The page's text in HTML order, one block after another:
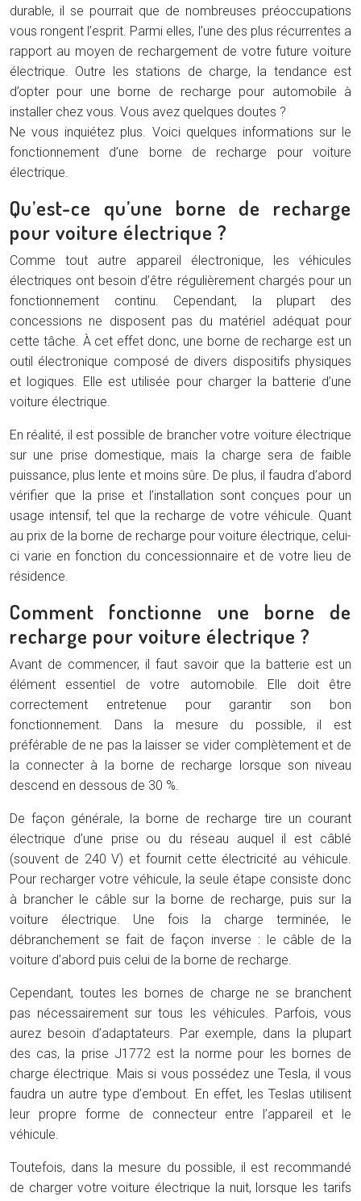
durable, il se pourrait que de nombreuses préoccupations
vous rongent l’esprit. Parmi elles, l’une des plus récurrentes a
rapport au moyen de rechargement de votre future voiture
électrique. Outre les stations de charge, la tendance est
d’opter pour une borne de recharge pour automobile à
installer chez vous. Vous avez quelques doutes ?
Ne vous inquiétez plus. Voici quelques informations sur le
fonctionnement d’une borne de recharge pour voiture
électrique.
Qu’est-ce qu’une borne de recharge
pour voiture électrique ?
Comme tout autre appareil électronique, les véhicules
électriques ont besoin d’être régulièrement chargés pour un
fonctionnement continu. Cependant, la plupart des
concessions ne disposent pas du matériel adéquat pour
cette tâche. À cet effet donc, une borne de recharge est un
outil électronique composé de divers dispositifs physiques
et logiques. Elle est utilisée pour charger la batterie d’une
voiture électrique.
En réalité, il est possible de brancher votre voiture électrique
sur une prise domestique, mais la charge sera de faible
puissance, plus lente et moins sûre. De plus, il faudra d’abord
vérifier que la prise et l’installation sont conçues pour un
usage intensif, tel que la recharge de votre véhicule. Quant
au prix de la borne de recharge pour voiture électrique, celui-
ci varie en fonction du concessionnaire et de votre lieu de
résidence.
Comment fonctionne une borne de
recharge pour voiture électrique ?
Avant de commencer, il faut savoir que la batterie est un
élément essentiel de votre automobile. Elle doit être
correctement entretenue pour garantir son bon
fonctionnement. Dans la mesure du possible, il est
préférable de ne pas la laisser se vider complètement et de
la connecter à la borne de recharge lorsque son niveau
descend en dessous de 30 %.
De façon générale, la borne de recharge tire un courant
électrique d’une prise ou du réseau auquel il est câblé
(souvent de 240 V) et fournit cette électricité au véhicule.
Pour recharger votre véhicule, la seule étape consiste donc
à brancher le câble sur la borne de recharge, puis sur la
voiture électrique. Une fois la charge terminée, le
débranchement se fait de façon inverse : le câble de la
voiture d’abord puis celui de la borne de recharge.
Cependant, toutes les bornes de charge ne se branchent
pas nécessairement sur tous les véhicules. Parfois, vous
aurez besoin d’adaptateurs. Par exemple, dans la plupart
des cas, la prise J1772 est la norme pour les bornes de
charge électrique. Mais si vous possédez une Tesla, il vous
faudra un autre type d’embout. En effet, les Teslas utilisent
leur propre forme de connecteur entre l’appareil et le
véhicule.
Toutefois, dans la mesure du possible, il est recommandé
de charger votre voiture électrique la nuit, lorsque les tarifs